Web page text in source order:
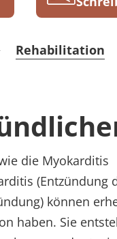
Rehabilitation
die Myokarditis
(Entzündung
können
haben. Sie